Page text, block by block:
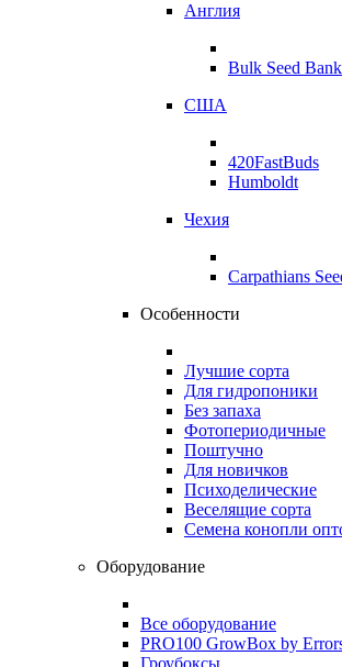
Англия
Bulk Seed Bank
США
420FastBuds
Humboldt
Чехия
Carpathians
Особенности
Лучшие сорта
Для гидропоники
Без запаха
Фотопериодичные
Поштучно
Для новичков
Психоделические
Веселящие сорта
Семена конопли
Оборудование
Все оборудование
PRO100 GrowBox by